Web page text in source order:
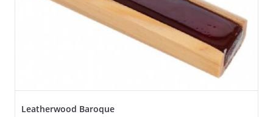
Leatherwood Baroque